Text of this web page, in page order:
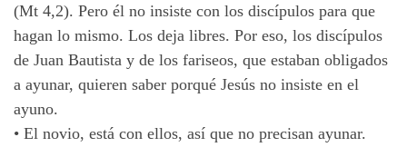
(Mt 4,2). Pero él no insiste con los discípulos para que
hagan lo mismo. Los deja libres. Por eso, los discípulos
de Juan Bautista y de los fariseos, que estaban obligados
a ayunar, quieren saber porqué Jesús no insiste en el
ayuno.
• El novio, está con ellos, así que no precisan ayunar.